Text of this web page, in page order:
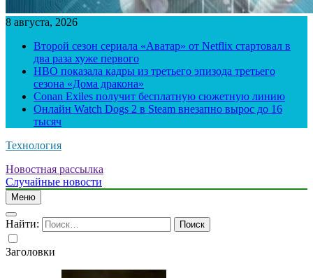
8 августа, 2026
Второй сезон сериала «Аватар» от Netflix стартовал в
два раза хуже первого
HBO показала кадры из третьего эпизода третьего
сезона «Дома дракона»
Conan Exiles получит бесплатную сюжетную линию
Онлайн Watch Dogs 2 в Steam внезапно вырос до 16
тысяч
Технология
Новостная рассылка
Случайные новости
Меню
Найти:
Заголовки